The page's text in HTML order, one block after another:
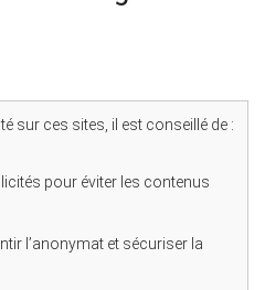
sur ces sites, il est conseillé de :
pour éviter les contenus
l’anonymat et sécuriser la